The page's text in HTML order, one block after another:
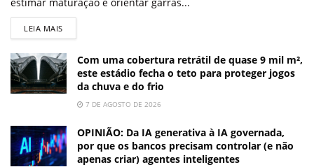
estimar maturação e orientar garras...
LEIA MAIS
Com uma cobertura retrátil de quase 9 mil m²,
este estádio fecha o teto para proteger jogos
da chuva e do frio
7 DE AGOSTO DE 2026
OPINIÃO: Da IA generativa à IA governada,
por que os bancos precisam controlar (e não
apenas criar) agentes inteligentes